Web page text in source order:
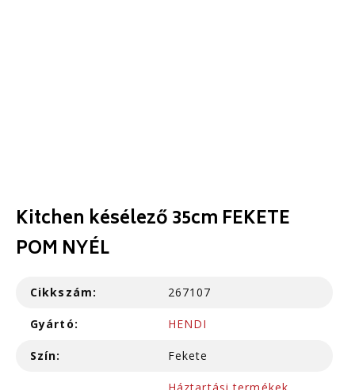
Kitchen késélező 35cm FEKETE
POM NYÉL
Cikkszám: 267107
Gyártó: HENDI
Szín: Fekete